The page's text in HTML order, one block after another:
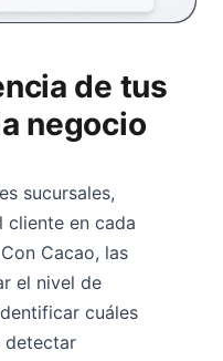
de tus
negocio
sucursales,
cliente en cada
Cacao, las
el nivel de
cuáles
detectar